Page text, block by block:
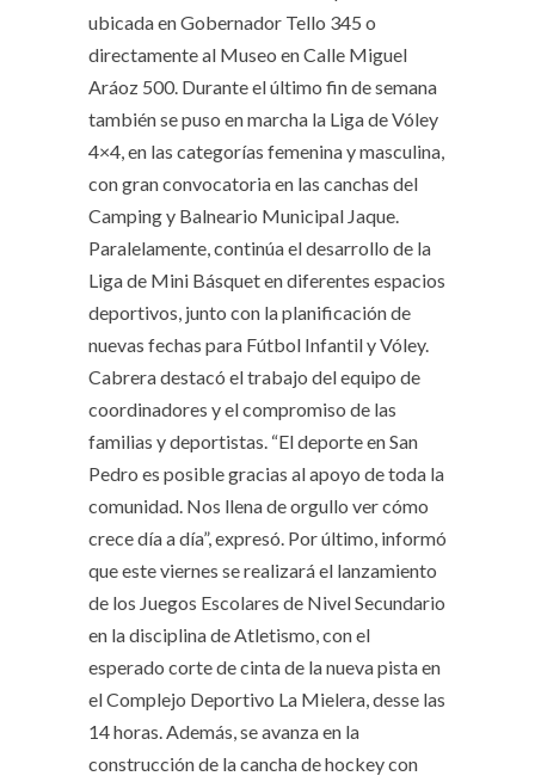
ubicada en Gobernador Tello 345 o
directamente al Museo en Calle Miguel
Aráoz 500. Durante el último fin de semana
también se puso en marcha la Liga de Vóley
4×4, en las categorías femenina y masculina,
con gran convocatoria en las canchas del
Camping y Balneario Municipal Jaque.
Paralelamente, continúa el desarrollo de la
Liga de Mini Básquet en diferentes espacios
deportivos, junto con la planificación de
nuevas fechas para Fútbol Infantil y Vóley.
Cabrera destacó el trabajo del equipo de
coordinadores y el compromiso de las
familias y deportistas. “El deporte en San
Pedro es posible gracias al apoyo de toda la
comunidad. Nos llena de orgullo ver cómo
crece día a día”, expresó. Por último, informó
que este viernes se realizará el lanzamiento
de los Juegos Escolares de Nivel Secundario
en la disciplina de Atletismo, con el
esperado corte de cinta de la nueva pista en
el Complejo Deportivo La Mielera, desse las
14 horas. Además, se avanza en la
construcción de la cancha de hockey con